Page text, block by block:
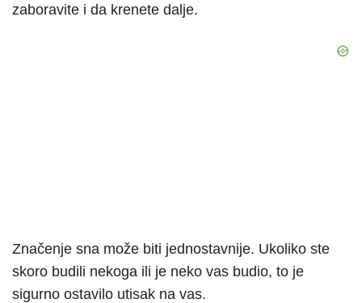
zaboravite i da krenete dalje.
Značenje sna može biti jednostavnije. Ukoliko ste
skoro budili nekoga ili je neko vas budio, to je
sigurno ostavilo utisak na vas.